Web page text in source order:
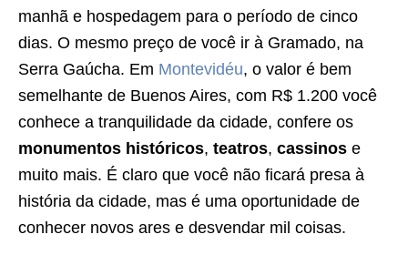
manhã e hospedagem para o período de cinco
dias. O mesmo preço de você ir à Gramado, na
Serra Gaúcha. Em Montevidéu, o valor é bem
semelhante de Buenos Aires, com R$ 1.200 você
conhece a tranquilidade da cidade, confere os
monumentos históricos, teatros, cassinos e
muito mais. É claro que você não ficará presa à
história da cidade, mas é uma oportunidade de
conhecer novos ares e desvendar mil coisas.